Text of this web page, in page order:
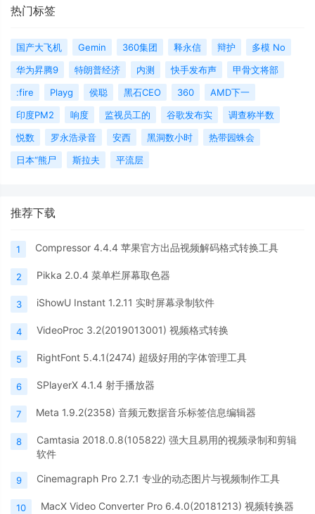
热门标签
国产大飞机 Gemin 360集团 释永信 辩护
多模 No
华为昇腾9
特朗普经济 内测 快手发布声
甲骨文将部
:fire
Playg 侯聪 黑石CEO 360
AMD下一
印度PM2
响度 监视员工的 谷歌发布实
调查称半数
悦数
罗永浩录音 安西 黑洞数小时
热带园蛛会
日本“熊尸
斯拉夫 平流层
推荐下载
1 Compressor 4.4.4 苹果官方出品视频解码格式转换工具
2 Pikka 2.0.4 菜单栏屏幕取色器
3 iShowU Instant 1.2.11 实时屏幕录制软件
4 VideoProc 3.2(2019013001) 视频格式转换
5 RightFont 5.4.1(2474) 超级好用的字体管理工具
6 SPlayerX 4.1.4 射手播放器
7 Meta 1.9.2(2358) 音频元数据音乐标签信息编辑器
8
Camtasia 2018.0.8(105822) 强大且易用的视频录制和剪辑
软件
9 Cinemagraph Pro 2.7.1 专业的动态图片与视频制作工具
10 MacX Video Converter Pro 6.4.0(20181213) 视频转换器